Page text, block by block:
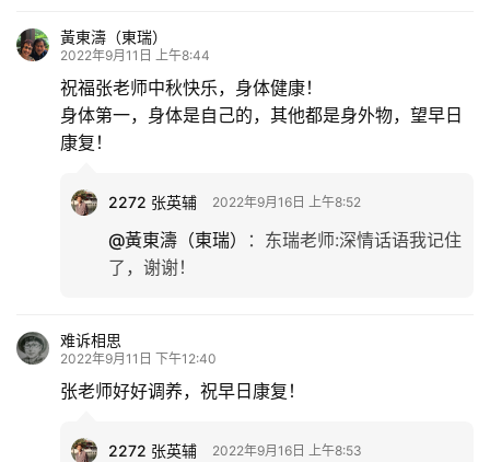
黃東濤（東瑞）
2022年9月11日 上午8:44
祝福张老师中秋快乐，身体健康！
身体第一，身体是自己的，其他都是身外物，望早日
康复！
2272 张英辅 2022年9月16日 上午8:52
@黃東濤（東瑞） ： 东瑞老师:深情话语我记住
了，谢谢！
难诉相思
2022年9月11日 下午12:40
张老师好好调养，祝早日康复！
2272 张英辅 2022年9月16日 上午8:53